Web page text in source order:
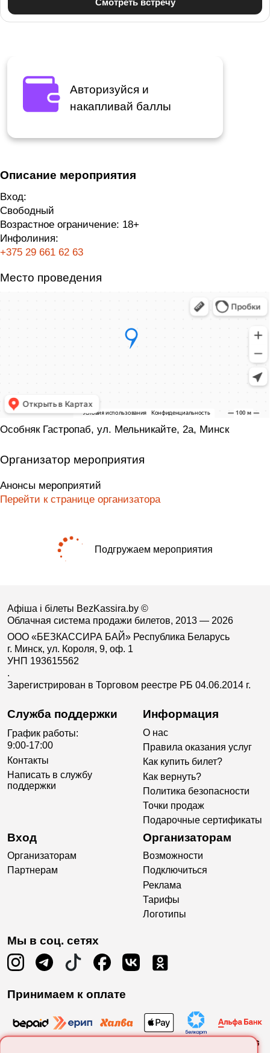
Авторизуйся и
накапливай баллы
Описание мероприятия
Вход:
Свободный
Возрастное ограничение: 18+
Инфолиния:
+375 29 661 62 63
Место проведения
Особняк Гастропаб, ул. Мельникайте, 2а, Минск
Организатор мероприятия
Анонсы мероприятий
Перейти к странице организатора
Подгружаем мероприятия
Афіша і білеты BezKassira.by ©
Облачная система продажи билетов, 2013 — 2026
ООО «БЕЗКАССИРА БАЙ» Республика Беларусь
г. Минск, ул. Короля, 9, оф. 1
УНП 193615562
.
Зарегистрирован в Торговом реестре РБ 04.06.2014 г.
Служба поддержки
График работы:
9:00-17:00
Контакты
Написать в службу
поддержки
Информация
О нас
Правила оказания услуг
Как купить билет?
Как вернуть?
Политика безопасности
Точки продаж
Подарочные сертификаты
Вход
Организаторам
Партнерам
Организаторам
Возможности
Подключиться
Реклама
Тарифы
Логотипы
Мы в соц. сетях
Принимаем к оплате